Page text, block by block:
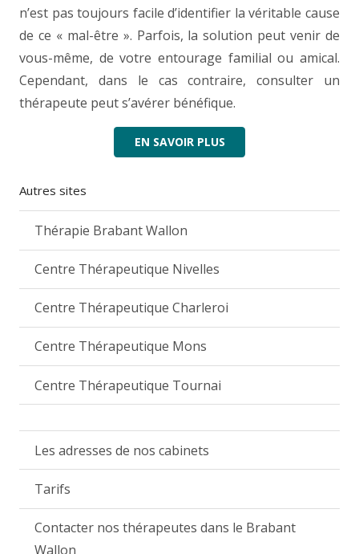
n’est pas toujours facile d’identifier la véritable cause
de ce « mal-être ». Parfois, la solution peut venir de
vous-même, de votre entourage familial ou amical.
Cependant, dans le cas contraire, consulter un
thérapeute peut s’avérer bénéfique.
EN SAVOIR PLUS
Autres sites
Thérapie Brabant Wallon
Centre Thérapeutique Nivelles
Centre Thérapeutique Charleroi
Centre Thérapeutique Mons
Centre Thérapeutique Tournai
Les adresses de nos cabinets
Tarifs
Contacter nos thérapeutes dans le Brabant
Wallon